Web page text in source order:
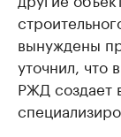
вынуждены
уточнил, что
РЖД создает